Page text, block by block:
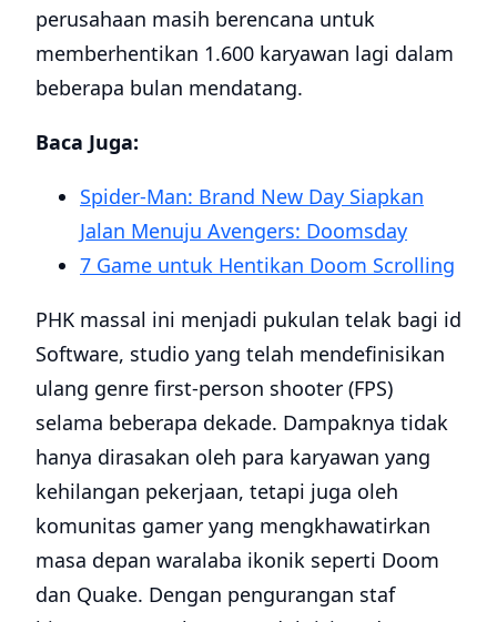
perusahaan masih berencana untuk
memberhentikan 1.600 karyawan lagi dalam
beberapa bulan mendatang.
Baca Juga:
Spider-Man: Brand New Day Siapkan
Jalan Menuju Avengers: Doomsday
7 Game untuk Hentikan Doom Scrolling
PHK massal ini menjadi pukulan telak bagi id
Software, studio yang telah mendefinisikan
ulang genre first-person shooter (FPS)
selama beberapa dekade. Dampaknya tidak
hanya dirasakan oleh para karyawan yang
kehilangan pekerjaan, tetapi juga oleh
komunitas gamer yang mengkhawatirkan
masa depan waralaba ikonik seperti Doom
dan Quake. Dengan pengurangan staf